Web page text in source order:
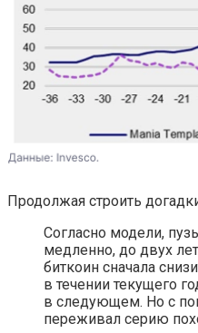
Продолжая строить
Согласно модели,
медленно, до двух
биткоин сначала
в течении текущего
в следующем. Но с
переживал серию